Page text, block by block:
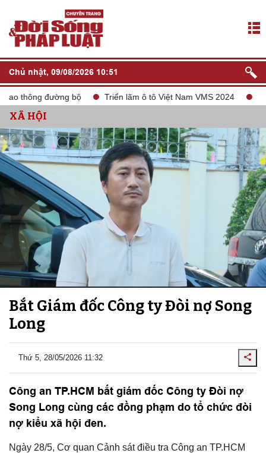
Chủ nhật, 09/08/2026 10:51
đường bộ Triển lãm ô tô Việt Nam VMS 2024 tắt sóng
XÃ HỘI
Bắt Giám đốc Công ty Đòi nợ Song
Long
Thứ 5, 28/05/2026 11:32
Công an TP.HCM bắt giám đốc Công ty Đòi nợ
Song Long cùng các đồng phạm do tổ chức đòi
nợ kiểu xã hội đen.
Ngày 28/5, Cơ quan Cảnh sát điều tra Công an TP.HCM